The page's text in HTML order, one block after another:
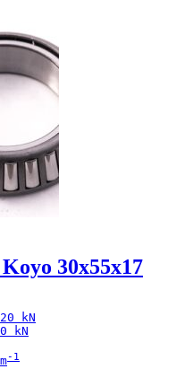
30x55x17
kN
kN